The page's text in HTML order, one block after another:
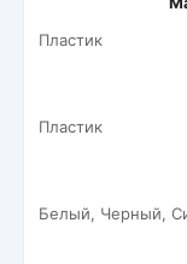
Пластик
Пластик
Белый, Черный,